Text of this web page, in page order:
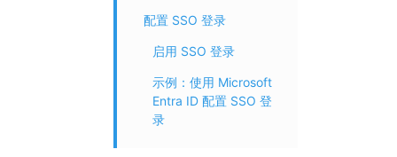
配置 SSO 登录
启用 SSO 登录
示例：使用 Microsoft
Entra ID 配置 SSO 登
录